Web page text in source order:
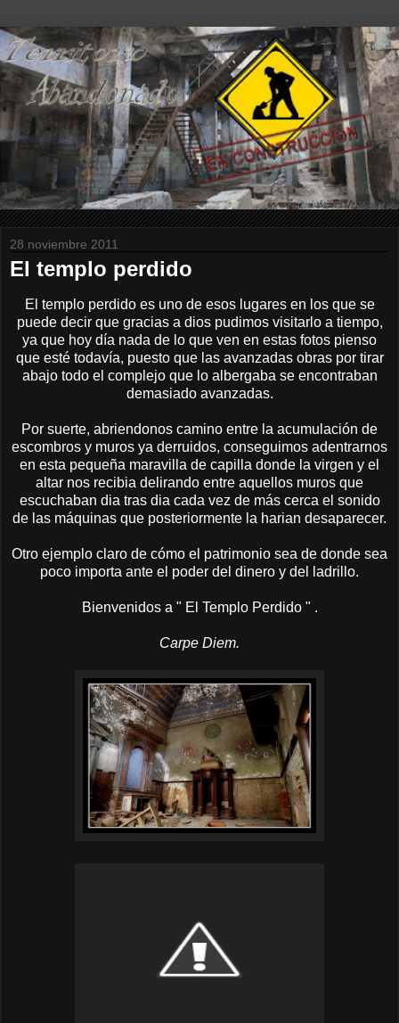
28 noviembre 2011
El templo perdido
El templo perdido es uno de esos lugares en los que se
puede decir que gracias a dios pudimos visitarlo a tiempo,
ya que hoy día nada de lo que ven en estas fotos pienso
que esté todavía, puesto que las avanzadas obras por tirar
abajo todo el complejo que lo albergaba se encontraban
demasiado avanzadas.
Por suerte, abriendonos camino entre la acumulación de
escombros y muros ya derruidos, conseguimos adentrarnos
en esta pequeña maravilla de capilla donde la virgen y el
altar nos recibia delirando entre aquellos muros que
escuchaban dia tras dia cada vez de más cerca el sonido
de las máquinas que posteriormente la harian desaparecer.
Otro ejemplo claro de cómo el patrimonio sea de donde sea
poco importa ante el poder del dinero y del ladrillo.
Bienvenidos a " El Templo Perdido " .
Carpe Diem.